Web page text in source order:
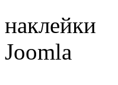
наклейки
Joomla